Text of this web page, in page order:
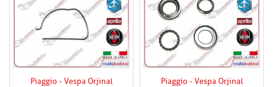
Piaggio - Vespa Orjinal Piaggio - Vespa Orjinal